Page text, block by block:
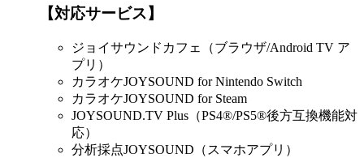
【対応サービス】
ジョイサウンドカフェ（ブラウザ/Android TV ア
プリ）
カラオケJOYSOUND for Nintendo Switch
カラオケJOYSOUND for Steam
JOYSOUND.TV Plus（PS4®/PS5®後方互換機能対
応）
分析採点JOYSOUND（スマホアプリ）